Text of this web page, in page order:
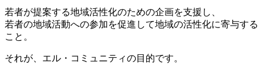
若者が提案する地域活性化のための企画を支援し、
若者の地域活動への参加を促進して地域の活性化に寄与する
こと。
それが、エル・コミュニティの目的です。